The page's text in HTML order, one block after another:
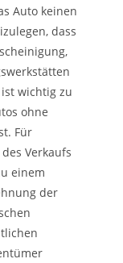
Auto keinen
dass
wichtig zu
ohne
Für
Verkaufs
einem
der